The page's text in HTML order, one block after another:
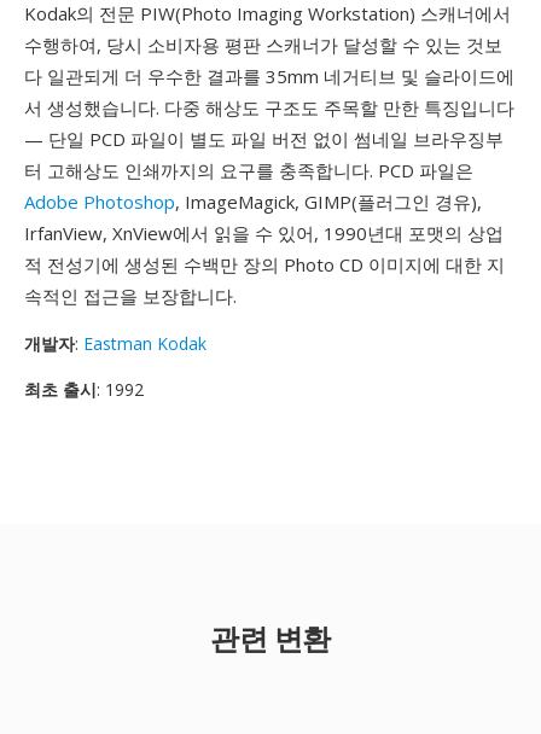
Kodak의 전문 PIW(Photo Imaging Workstation) 스캐너에서
수행하여, 당시 소비자용 평판 스캐너가 달성할 수 있는 것보
다 일관되게 더 우수한 결과를 35mm 네거티브 및 슬라이드에
서 생성했습니다. 다중 해상도 구조도 주목할 만한 특징입니다
— 단일 PCD 파일이 별도 파일 버전 없이 썸네일 브라우징부
터 고해상도 인쇄까지의 요구를 충족합니다. PCD 파일은
Adobe Photoshop, ImageMagick, GIMP(플러그인 경유),
IrfanView, XnView에서 읽을 수 있어, 1990년대 포맷의 상업
적 전성기에 생성된 수백만 장의 Photo CD 이미지에 대한 지
속적인 접근을 보장합니다.
개발자: Eastman Kodak
최초 출시: 1992
관련 변환